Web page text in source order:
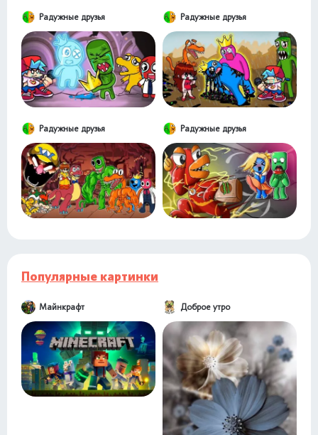
Радужные друзья Радужные друзья
Радужные друзья Радужные друзья
Популярные картинки
Майнкрафт Доброе утро